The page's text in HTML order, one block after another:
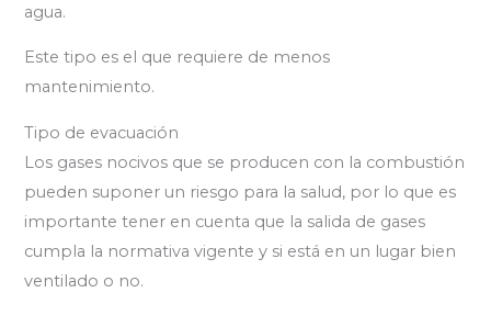
agua.
Este tipo es el que requiere de menos
mantenimiento.
Tipo de evacuación
Los gases nocivos que se producen con la combustión
pueden suponer un riesgo para la salud, por lo que es
importante tener en cuenta que la salida de gases
cumpla la normativa vigente y si está en un lugar bien
ventilado o no.